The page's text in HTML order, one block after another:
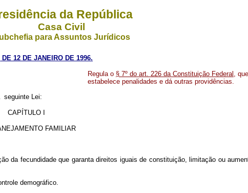
da República
Casa Civil
para Assuntos Jurídicos
DE 12 DE JANEIRO DE 1996.
Regula o § 7º do art. 226 da Constituição Federal ,
estabelece penalidades e dá outras providências.
seguinte Lei:
CAPÍTULO I
FAMILIAR
da fecundidade que garanta direitos iguais de constituição, limitação ou
demográfico.